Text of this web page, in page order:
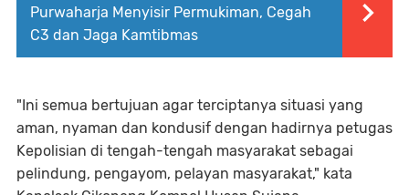
Purwaharja Menyisir Permukiman, Cegah
C3 dan Jaga Kamtibmas
"Ini semua bertujuan agar terciptanya situasi yang
aman, nyaman dan kondusif dengan hadirnya petugas
Kepolisian di tengah-tengah masyarakat sebagai
pelindung, pengayom, pelayan masyarakat," kata